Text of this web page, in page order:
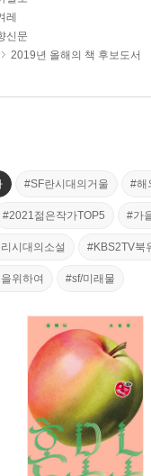
레
신문
2019년 올해의 책 후보도서
#SF란시대의거울 #해
#2021젊은작가TOP5 #가
시대의소설 #KBS2TV북
위하여 #sf/미래물